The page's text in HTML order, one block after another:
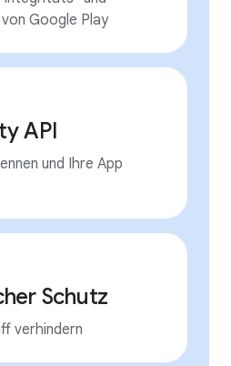
Google Play
API
und Ihre App
Schutz
verhindern